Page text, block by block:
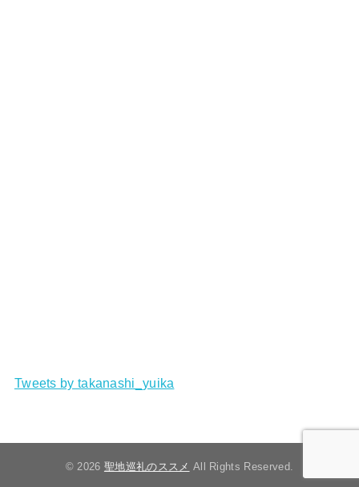
Tweets by takanashi_yuika
© 2026 聖地巡礼のススメ All Rights Reserved.